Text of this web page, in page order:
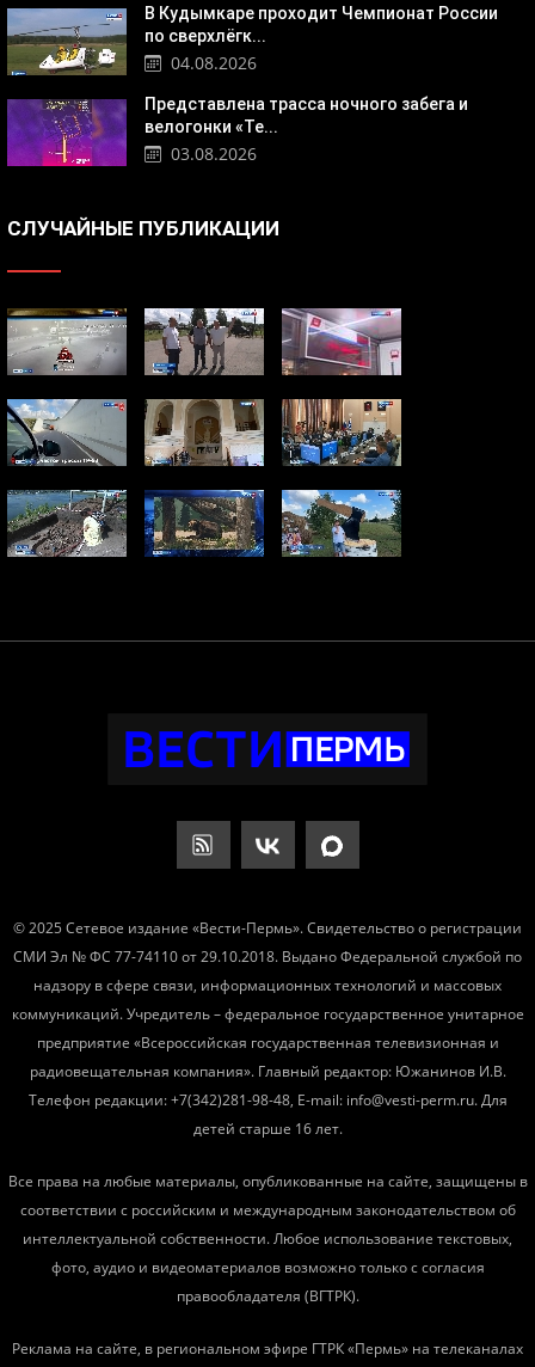
В Кудымкаре проходит Чемпионат России
по сверхлёгк...
04.08.2026
Представлена трасса ночного забега и
велогонки «Те...
03.08.2026
СЛУЧАЙНЫЕ ПУБЛИКАЦИИ
© 2025 Сетевое издание «Вести-Пермь». Свидетельство о регистрации
СМИ Эл № ФС 77-74110 от 29.10.2018. Выдано Федеральной службой по
надзору в сфере связи, информационных технологий и массовых
коммуникаций. Учредитель – федеральное государственное унитарное
предприятие «Всероссийская государственная телевизионная и
радиовещательная компания». Главный редактор: Южанинов И.В.
Телефон редакции: +7(342)281-98-48, E-mail: info@vesti-perm.ru. Для
детей старше 16 лет.
Все права на любые материалы, опубликованные на сайте, защищены в
соответствии с российским и международным законодательством об
интеллектуальной собственности. Любое использование текстовых,
фото, аудио и видеоматериалов возможно только с согласия
правообладателя (ВГТРК).
Реклама на сайте, в региональном эфире ГТРК «Пермь» на телеканалах